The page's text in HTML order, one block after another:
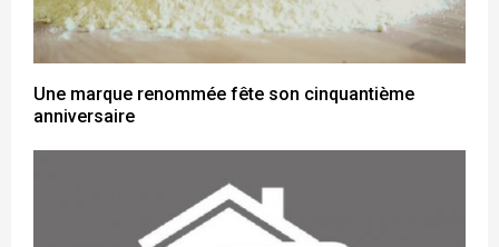
Une marque renommée fête son cinquantième
anniversaire